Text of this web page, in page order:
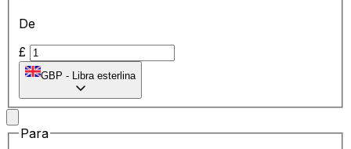
De
£
GBP - Libra esterlina
Para